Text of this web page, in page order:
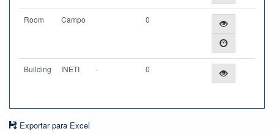
Room Campo 0
Building INETI - 0
Exportar para Excel